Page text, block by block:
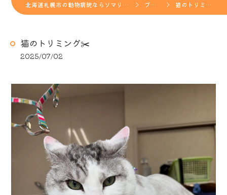
北海道札幌市の動物病院ならソマリ犬猫病院 ブログ 猫のトリミング✂️
猫のトリミング✂️
2025/07/02